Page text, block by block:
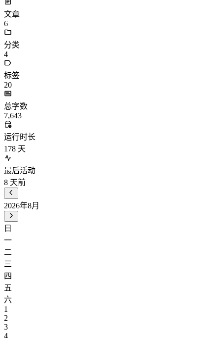
文章
6
分类
4
标签
20
总字数
7,643
运行时长
178 天
最后活动
8 天前
2026年8月
日
一
二
三
四
五
六
1
2
3
4